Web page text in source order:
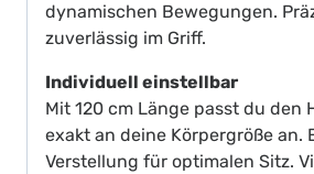
dynamischen Bewegungen.
zuverlässig im Griff.
Individuell einstellbar
Mit 120 cm Länge passt du den
exakt an deine Körpergröße an.
Verstellung für optimalen Sitz.